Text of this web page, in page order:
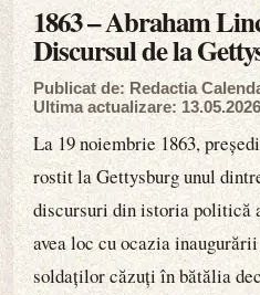
1863 – Abraham
Discursul de la
Publicat de: Redactia
Ultima actualizare: 13.05.2026
La 19 noiembrie 1863,
rostit la Gettysburg unul
discursuri din istoria politică
avea loc cu ocazia
soldaților căzuți în bătălia